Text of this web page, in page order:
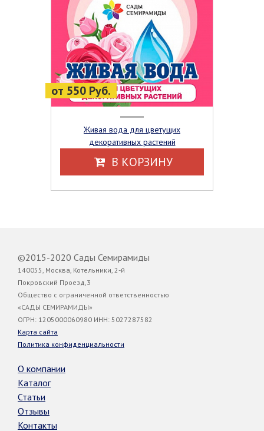
от 550 Руб.
Живая вода для цветущих
декоративных растений
В КОРЗИНУ
©2015-2020 Сады Семирамиды
140055, Москва, Котельники, 2-й
Покровский Проезд,3
Общество с ограниченной ответственностью
«САДЫ СЕМИРАМИДЫ»
ОГРН: 1205000060980 ИНН: 5027287582
Карта сайта
Политика конфиденциальности
О компании
Каталог
Статьи
Отзывы
Контакты